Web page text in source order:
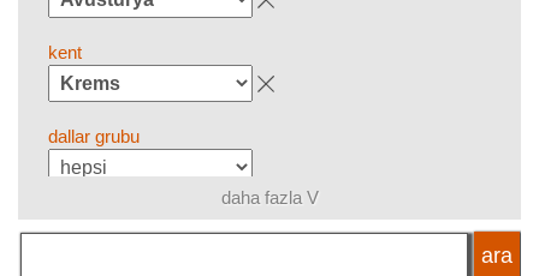
kent
dallar grubu
dil
daha fazla V